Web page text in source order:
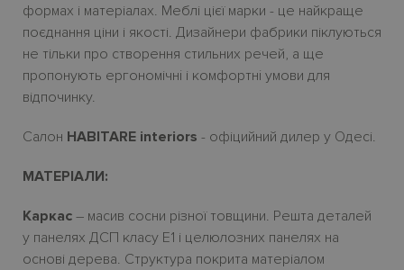
формах і матеріалах. Меблі цієї марки - це найкраще
поєднання ціни і якості. Дизайнери фабрики піклуються
не тільки про створення стильних речей, а ще
пропонують ергономічнi і комфортнi умови для
відпочинку.
Салон HABITARE interiors - офіцийний дилер у Одесі.
МАТЕРІАЛИ:
Каркас – масив сосни різної товщини. Решта деталей
у панелях ДСП класу Е1 і целюлозних панелях на
основі дерева. Структура покрита матеріалом